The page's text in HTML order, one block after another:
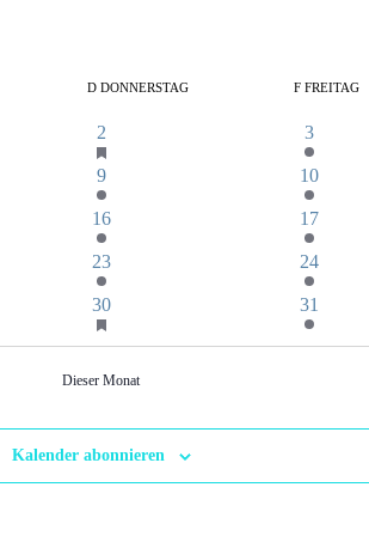
D DONNERSTAG FFREITAG
2
Veranstaltungen
2hat
Veranstaltungen
vorgestellt
1
3
1
Veranstaltung
9
110
1
Veranstaltung
16
117
1
Veranstaltung
23
1
24
3
Veranstaltungen
30
hat
Veranstaltungen
vorgestellt
2
31
Dieser Monat
Kalender abonnieren